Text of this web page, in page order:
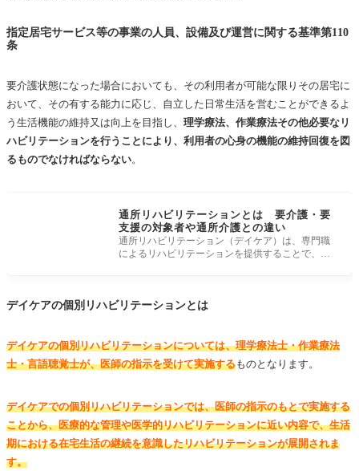
指定居宅サービス等の事業の人員、設備及び運営に関する基準第110
条
要介護状態になった場合においても、その利用者が可能な限りその居宅に
おいて、その有する能力に応じ、自立した日常生活を営むことができるよ
う生活機能の維持又は向上を目指し、 理学療法、作業療法その他必要なリ
ハビリテーションを行うことにより、利用者の心身の機能の維持回復を図
るものでなければならない。
通所リハビリテーションとは 要介護・要
支援の対象者や通所介護との違い
通所リハビリテーション（デイケア）は、専門職
によるリハビリテーションを提供することで、要
デイケアの個別リハビリテーションとは
デイケアの個別リハビリテーションについては、理学療法士・作業療法
士・言語聴覚士が、医師の指示を受けて実施するものとなります。
デイケアでの個別リハビリテーションでは、医師の指示のもとで実施する
ことから、医療的な管理や医学的リハビリテーションに近い内容で、生活
期における在宅生活の継続を意識したリハビリテーションが展開されま
す。